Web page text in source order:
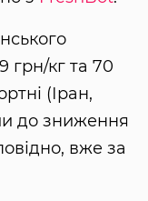
грн/кг та 70
(Іран,
до зниження
вже за